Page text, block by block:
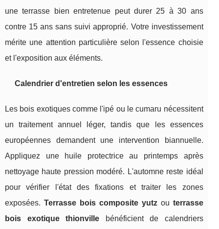
une terrasse bien entretenue peut durer 25 à 30 ans
contre 15 ans sans suivi approprié. Votre investissement
mérite une attention particulière selon l'essence choisie
et l'exposition aux éléments.
Calendrier d'entretien selon les essences
Les bois exotiques comme l'ipé ou le cumaru nécessitent
un traitement annuel léger, tandis que les essences
européennes demandent une intervention biannuelle.
Appliquez une huile protectrice au printemps après
nettoyage haute pression modéré. L'automne reste idéal
pour vérifier l'état des fixations et traiter les zones
exposées. Terrasse bois composite yutzou terrasse
bois exotique thionville bénéficient de calendriers